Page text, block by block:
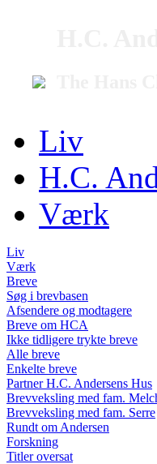
Liv
H.C.
Værk
Liv
Værk
Breve
Søg i brevbasen
Afsendere og modtagere
Breve om HCA
Ikke tidligere trykte breve
Alle breve
Enkelte breve
Partner H.C. Andersens Hus
Brevveksling med fam.
Brevveksling med fam. Serre
Rundt om Andersen
Forskning
Titler oversat